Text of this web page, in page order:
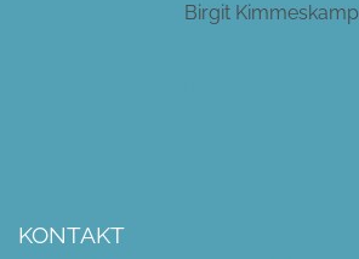
Birgit Kimmeskamp
KONTAKT